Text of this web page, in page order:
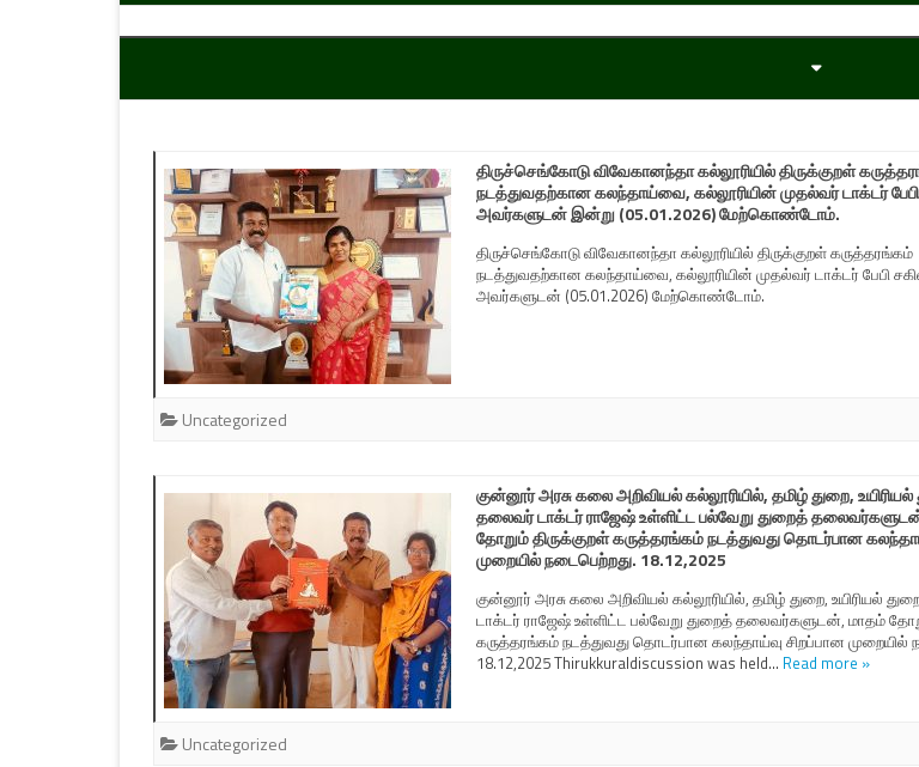
Skip
to
திருச்செங்கோடு விவேகானந்தா கல்லூரியில் திருக்குறள்
நடத்துவதற்கான கலந்தாய்வை, கல்லூரியின் முதல்வர் டாக்டர் பேபி
அவர்களுடன் இன்று (05.01.2026) மேற்கொண்டோம்.
திருச்செங்கோடு விவேகானந்தா கல்லூரியில் திருக்குறள் கருத்தரங்கம்
நடத்துவதற்கான கலந்தாய்வை, கல்லூரியின் முதல்வர் டாக்டர் பேபி
அவர்களுடன் (05.01.2026) மேற்கொண்டோம்.
Uncategorized
குன்னூர் அரசு கலை அறிவியல் கல்லூரியில், தமிழ் துறை,
தலைவர் டாக்டர் ராஜேஷ் உள்ளிட்ட பல்வேறு துறைத்
தோறும் திருக்குறள் கருத்தரங்கம் நடத்துவது தொடர்பான
முறையில் நடைபெற்றது. 18.12,2025
குன்னூர் அரசு கலை அறிவியல் கல்லூரியில், தமிழ் துறை, உயிரியல்
டாக்டர் ராஜேஷ் உள்ளிட்ட பல்வேறு துறைத் தலைவர்களுடன், மாதம்
கருத்தரங்கம் நடத்துவது தொடர்பான கலந்தாய்வு சிறப்பான முறையில்
18.12,2025 Thirukkuraldiscussion was held… Read more »
Uncategorized